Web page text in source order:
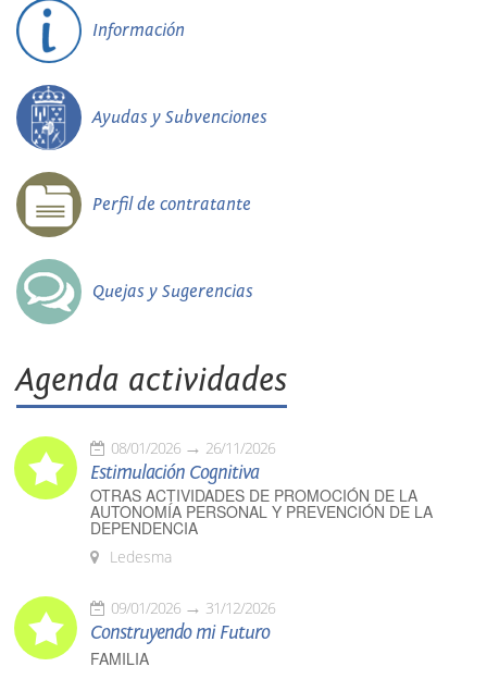
Información
Ayudas y Subvenciones
Perfil de contratante
Quejas y Sugerencias
Agenda actividades
08/01/2026 26/11/2026
Estimulación Cognitiva
OTRAS ACTIVIDADES DE PROMOCIÓN DE LA
AUTONOMÍA PERSONAL Y PREVENCIÓN DE LA
DEPENDENCIA
Ledesma
09/01/2026 31/12/2026
Construyendo mi Futuro
FAMILIA